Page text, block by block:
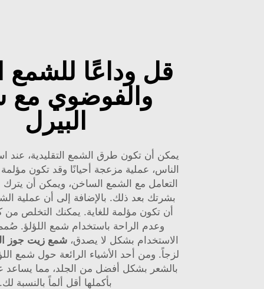
قل وداعًا للشمع
والفوضوي مع
البيرل
يمكن أن تكون طرق الشمع التقليدية، عند
الناس، عملية مزعجة أحيانًا وقد تكون
التعامل مع الشمع الساخن، ويمكن أن
بشرتك بعد ذلك. بالإضافة إلى أن عملية
أن تكون مؤلمة للغاية. يمكنك التخلص من
وعدم الراحة باستخدام شمع اللؤلؤ.
الاستخدام بشكل لا يصدق،شمع زيت جوز
لزجاً. ومن أحد الأشياء الرائعة حول شمع
بالشعر بشكل أفضل من الجلد، مما يساعد
بأكملها أقل ألماً بالنسبة